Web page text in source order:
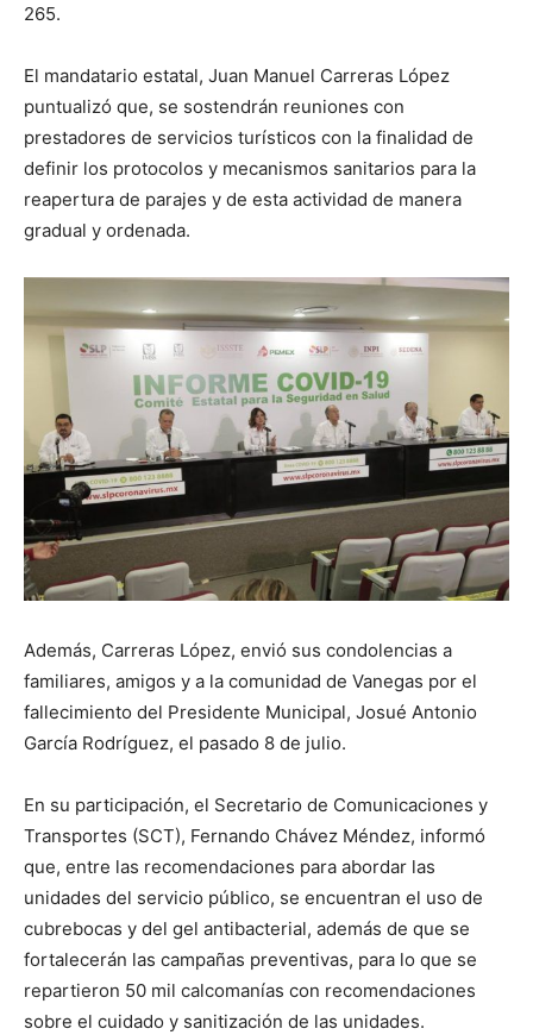
265.
El mandatario estatal, Juan Manuel Carreras López
puntualizó que, se sostendrán reuniones con
prestadores de servicios turísticos con la finalidad de
definir los protocolos y mecanismos sanitarios para la
reapertura de parajes y de esta actividad de manera
gradual y ordenada.
Además, Carreras López, envió sus condolencias a
familiares, amigos y a la comunidad de Vanegas por el
fallecimiento del Presidente Municipal, Josué Antonio
García Rodríguez, el pasado 8 de julio.
En su participación, el Secretario de Comunicaciones y
Transportes (SCT), Fernando Chávez Méndez, informó
que, entre las recomendaciones para abordar las
unidades del servicio público, se encuentran el uso de
cubrebocas y del gel antibacterial, además de que se
fortalecerán las campañas preventivas, para lo que se
repartieron 50 mil calcomanías con recomendaciones
sobre el cuidado y sanitización de las unidades.